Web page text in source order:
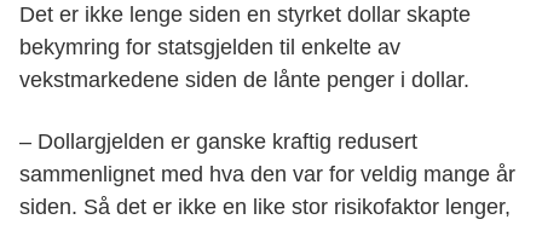
Det er ikke lenge siden en styrket dollar skapte
bekymring for statsgjelden til enkelte av
vekstmarkedene siden de lånte penger i dollar.
– Dollargjelden er ganske kraftig redusert
sammenlignet med hva den var for veldig mange år
siden. Så det er ikke en like stor risikofaktor lenger,